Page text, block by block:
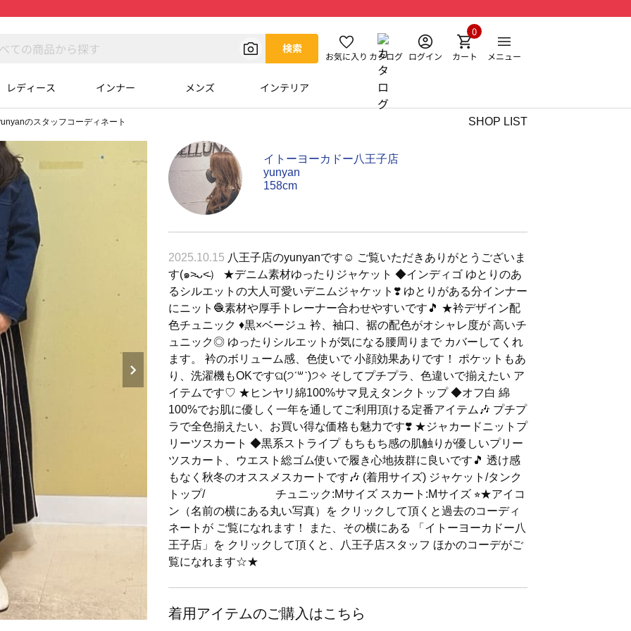
検索
お気に入り カタログ ログイン カート
0
メニュー
レディース インナー メンズ インテリア
のスタッフコーディネート SHOP LIST
イトーヨーカドー八王子店
yunyan
158cm
2025.10.15 八王子店のyunyanです☺︎ ご覧いただきありがとうございま
す(๑˃̵ᴗ˂̵） ★デニム素材ゆったりジャケット ◆インディゴ ゆとりのあ
るシルエットの大人可愛いデニムジャケット❣️ ゆとりがある分インナー
にニット🧶素材や厚手トレーナー合わせやすいです🎵 ★衿デザイン配
色チュニック ♦︎黒×ベージュ 衿、袖口、裾の配色がオシャレ度が 高いチ
ュニック◎ ゆったりシルエットが気になる腰周りまで カバーしてくれ
ます。 衿のボリューム感、色使いで 小顔効果ありです！ ポケットもあ
り、洗濯機もOKですଘ(੭ˊ꒳​ˋ)੭✧ そしてプチプラ、色違いで揃えたい ア
イテムです♡ ★ヒンヤリ綿100%サマ見えタンクトップ ◆オフ白 綿
100%でお肌に優しく一年を通してご利用頂ける定番アイテム🎶 プチプ
ラで全色揃えたい、お買い得な価格も魅力です❣️ ★ジャカードニットプ
リーツスカート ◆黒系ストライプ もちもち感の肌触りが優しいプリー
ツスカート、ウエスト総ゴム使いで履き心地抜群に良いです🎵 透け感
もなく秋冬のオススメスカートです🎶 (着用サイズ) ジャケット/タンク
トップ/ チュニック:Mサイズ スカート:Mサイズ ⭐︎★アイコ
ン（名前の横にある丸い写真）を クリックして頂くと過去のコーディ
ネートが ご覧になれます！ また、その横にある 「イトーヨーカドー八
王子店」を クリックして頂くと、八王子店スタッフ ほかのコーデがご
覧になれます☆★
着用アイテムのご購入はこちら